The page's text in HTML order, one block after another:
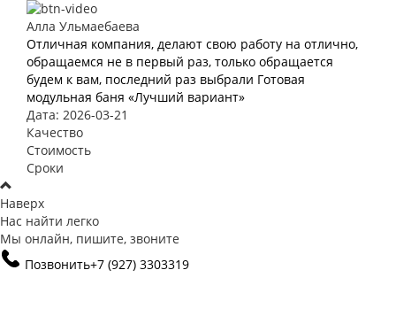
Алла Ульмаебаева
Отличная компания, делают свою работу на отлично,
обращаемся не в первый раз, только обращается
будем к вам, последний раз выбрали Готовая
модульная баня «Лучший вариант»
Дата: 2026-03-21
Качество
Стоимость
Сроки
Наверх
Нас найти легко
Мы онлайн, пишите, звоните
Позвонить+7 (927) 3303319